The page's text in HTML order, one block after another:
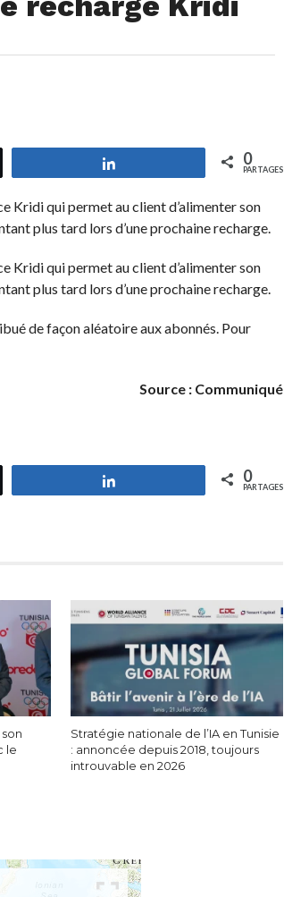
0
PARTAGES
Kridi qui permet au client d’alimenter son
plus tard lors d’une prochaine recharge.
Kridi qui permet au client d’alimenter son
plus tard lors d’une prochaine recharge.
de façon aléatoire aux abonnés. Pour
Source : Communiqué
0
PARTAGES
le
Stratégie nationale de l’IA en Tunisie
: annoncée depuis 2018, toujours
introuvable en 2026